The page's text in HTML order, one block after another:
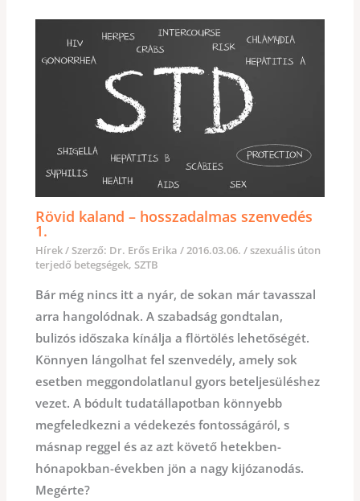
Rövid kaland – hosszadalmas szenvedés
1.
Hírek/ Szerző: Dr. Erős Erika/2016.03.06./szexuális úton
terjedő betegségek,SZTB
Bár még nincs itt a nyár, de sokan már tavasszal
arra hangolódnak. A szabadság gondtalan,
bulizós időszaka kínálja a flörtölés lehetőségét.
Könnyen lángolhat fel szenvedély, amely sok
esetben meggondolatlanul gyors beteljesüléshez
vezet. A bódult tudatállapotban könnyebb
megfeledkezni a védekezés fontosságáról, s
másnap reggel és az azt követő hetekben-
hónapokban-években jön a nagy kijózanodás.
Megérte?